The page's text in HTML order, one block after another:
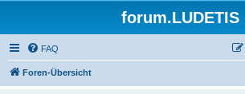
forum.LUDETIS
FAQ
Foren-Übersicht